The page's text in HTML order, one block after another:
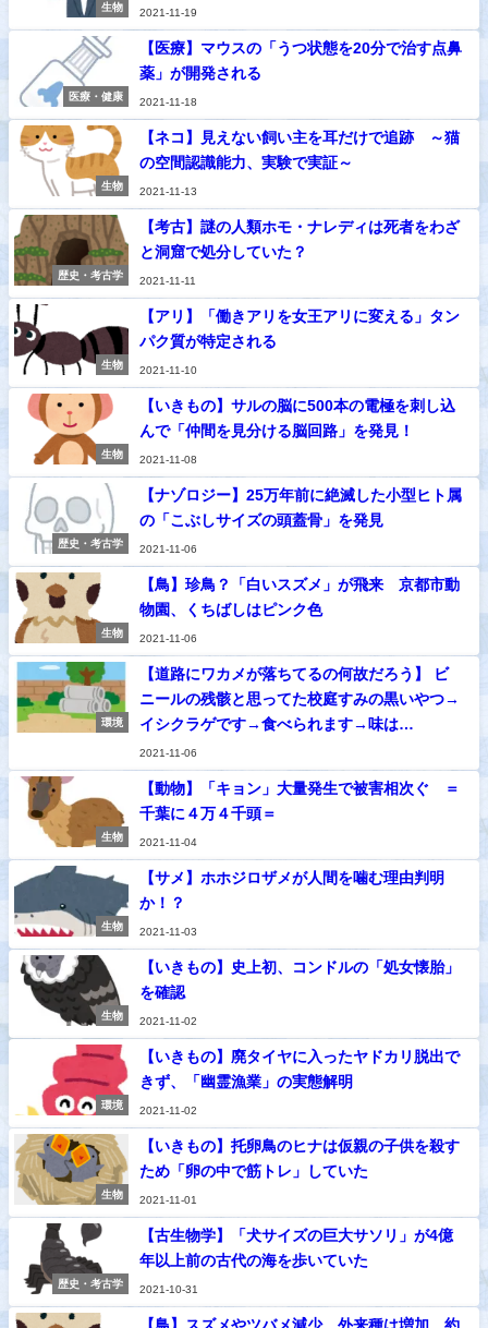
生物
2021-11-19
医療・健康
【医療】マウスの「うつ状態を20分で治す点鼻
薬」が開発される
2021-11-18
生物
【ネコ】見えない飼い主を耳だけで追跡 ～猫
の空間認識能力、実験で実証～
2021-11-13
歴史・考古学
【考古】謎の人類ホモ・ナレディは死者をわざ
と洞窟で処分していた？
2021-11-11
生物
【アリ】「働きアリを女王アリに変える」タン
パク質が特定される
2021-11-10
生物
【いきもの】サルの脳に500本の電極を刺し込
んで「仲間を見分ける脳回路」を発見！
2021-11-08
歴史・考古学
【ナゾロジー】25万年前に絶滅した小型ヒト属
の「こぶしサイズの頭蓋骨」を発見
2021-11-06
生物
【鳥】珍鳥？「白いスズメ」が飛来 京都市動
物園、くちばしはピンク色
2021-11-06
環境
【道路にワカメが落ちてるの何故だろう】 ビ
ニールの残骸と思ってた校庭すみの黒いやつ→
イシクラゲです→食べられます→味は…
2021-11-06
生物
【動物】「キョン」大量発生で被害相次ぐ ＝
千葉に４万４千頭＝
2021-11-04
生物
【サメ】ホホジロザメが人間を噛む理由判明
か！？
2021-11-03
生物
【いきもの】史上初、コンドルの「処女懐胎」
を確認
2021-11-02
環境
【いきもの】廃タイヤに入ったヤドカリ脱出で
きず、「幽霊漁業」の実態解明
2021-11-02
生物
【いきもの】托卵鳥のヒナは仮親の子供を殺す
ため「卵の中で筋トレ」していた
2021-11-01
歴史・考古学
【古生物学】「犬サイズの巨大サソリ」が4億
年以上前の古代の海を歩いていた
2021-10-31
【鳥】スズメやツバメ減少 外来種は増加 約